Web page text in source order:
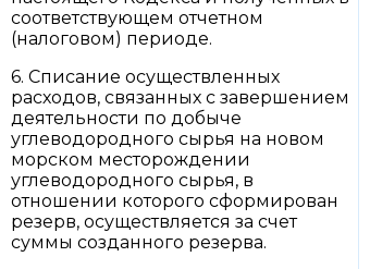
соответствующем отчетном
(налоговом) периоде.
6. Списание осуществленных
расходов, связанных с завершением
деятельности по добыче
углеводородного сырья на новом
морском месторождении
углеводородного сырья, в
отношении которого сформирован
резерв, осуществляется за счет
суммы созданного резерва.